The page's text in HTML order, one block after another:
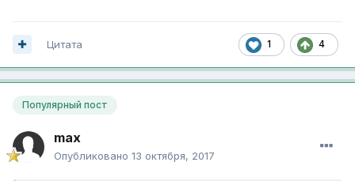
1 4
Цитата
Популярный пост
max
Опубликовано 13 октября, 2017